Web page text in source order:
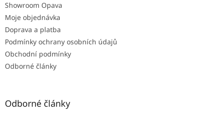
Showroom Opava
Moje objednávka
Doprava a platba
Podmínky ochrany osobních údajů
Obchodní podmínky
Odborné články
Odborné články